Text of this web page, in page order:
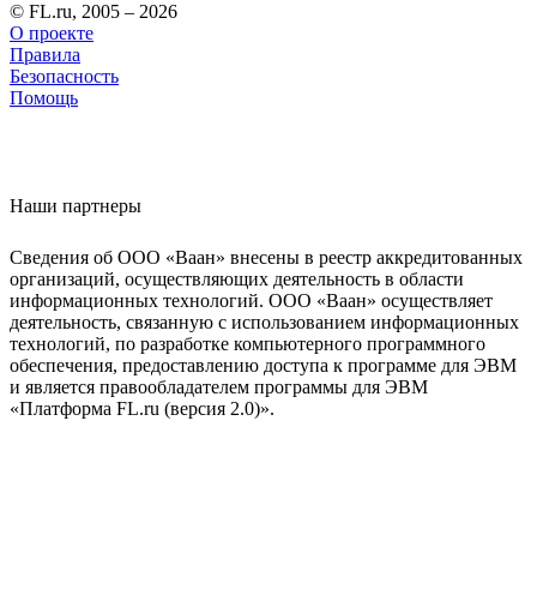
© FL.ru, 2005 – 2026
О проекте
Правила
Безопасность
Помощь
Наши партнеры
Сведения об ООО «Ваан» внесены в реестр аккредитованных
организаций, осуществляющих деятельность в области
информационных технологий. ООО «Ваан» осуществляет
деятельность, связанную с использованием информационных
технологий, по разработке компьютерного программного
обеспечения, предоставлению доступа к программе для ЭВМ
и является правообладателем программы для ЭВМ
«Платформа FL.ru (версия 2.0)».